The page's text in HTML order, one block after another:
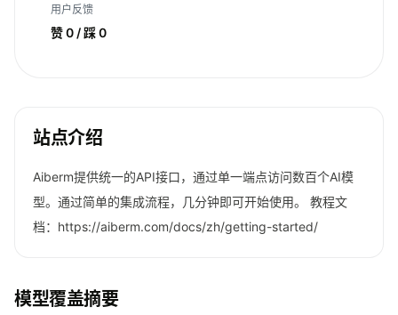
用户反馈
赞 0 / 踩 0
站点介绍
Aiberm提供统一的API接口，通过单一端点访问数百个AI模
型。通过简单的集成流程，几分钟即可开始使用。 教程文
档：https://aiberm.com/docs/zh/getting-started/
模型覆盖摘要